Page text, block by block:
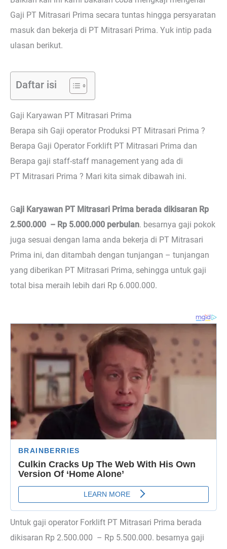
Gaji PT Mitrasari Prima secara tuntas hingga persyaratan
masuk dan bekerja di PT Mitrasari Prima. Yuk intip pada
ulasan berikut.
Daftar isi
Gaji Karyawan PT Mitrasari Prima
Berapa sih Gaji operator Produksi PT Mitrasari Prima ?
Berapa Gaji Operator Forklift PT Mitrasari Prima dan
Berapa gaji staff-staff management yang ada di
PT Mitrasari Prima ? Mari kita simak dibawah ini.
Gaji Karyawan PT Mitrasari Prima berada dikisaran Rp
2.500.000 – Rp 5.000.000 perbulan. besarnya gaji pokok
juga sesuai dengan lama anda bekerja di PT Mitrasari
Prima ini, dan ditambah dengan tunjangan – tunjangan
yang diberikan PT Mitrasari Prima, sehingga untuk gaji
total bisa meraih lebih dari Rp 6.000.000.
Untuk gaji operator Forklift PT Mitrasari Prima berada
dikisaran Rp 2.500.000 – Rp 5.500.000. besarnya gaji